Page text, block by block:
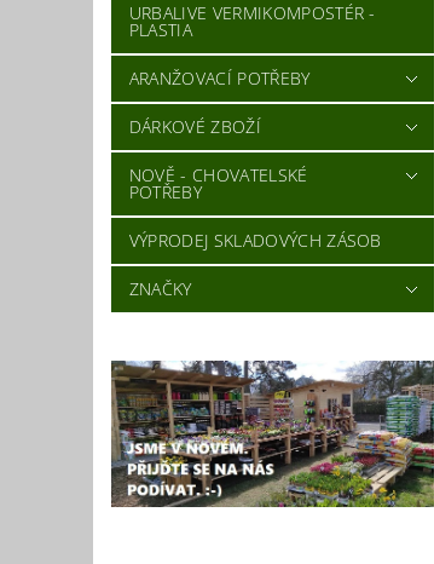
URBALIVE VERMIKOMPOSTÉR -
PLASTIA
ARANŽOVACÍ POTŘEBY
DÁRKOVÉ ZBOŽÍ
NOVĚ - CHOVATELSKÉ
POTŘEBY
VÝPRODEJ SKLADOVÝCH ZÁSOB
ZNAČKY